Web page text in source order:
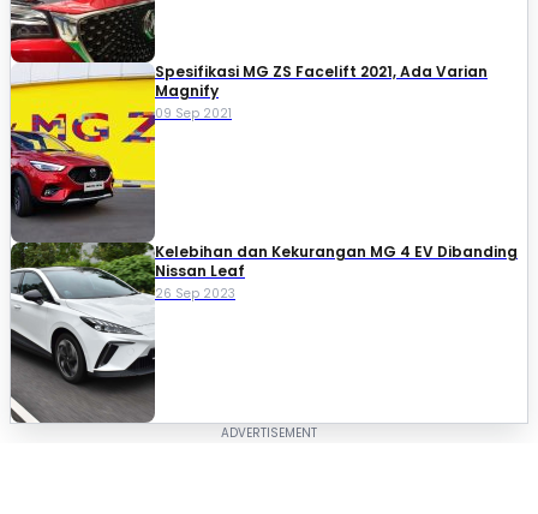
Spesifikasi MG ZS Facelift 2021, Ada Varian
Magnify
09 Sep 2021
Kelebihan dan Kekurangan MG 4 EV Dibanding
Nissan Leaf
26 Sep 2023